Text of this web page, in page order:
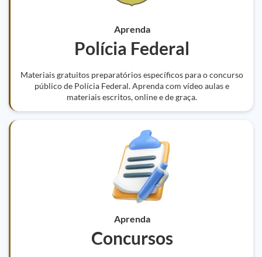
Aprenda
Polícia Federal
Materiais gratuitos preparatórios específicos para o concurso
público de Polícia Federal. Aprenda com vídeo aulas e
materiais escritos, online e de graça.
Aprenda
Concursos